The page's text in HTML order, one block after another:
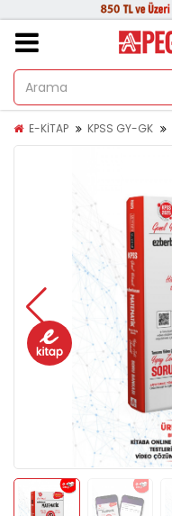
E-KİTAP KPSS GY-GK